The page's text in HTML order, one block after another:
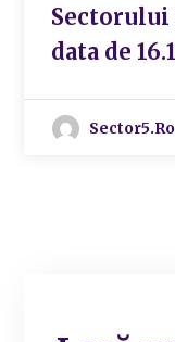
Sectorului
data de
Sector5.ro